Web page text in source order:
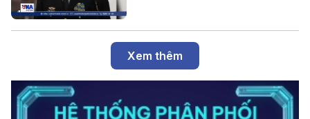
Xem thêm